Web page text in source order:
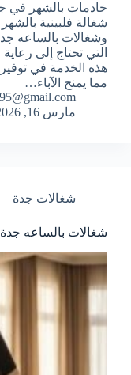
خادمات بالشهر في
شغالة فلبينية
وشغالات بالساعه جدة
التي تحتاج إلى
هذه الخدمة في توفير
مما يمنح الآباء…
مارس 16, 2026
شغالات جدة
شغالات بالساعه جدة